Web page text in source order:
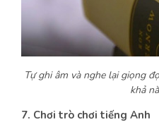
Tự ghi âm và nghe lại giọng
khả
7. Chơi trò chơi tiếng Anh